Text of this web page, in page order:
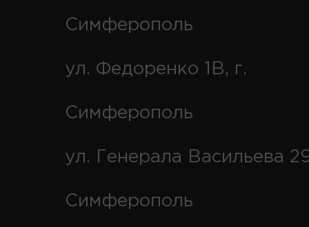
Симферополь
ул. Федоренко 1В, г.
Симферополь
ул. Генерала Васильева
Симферополь